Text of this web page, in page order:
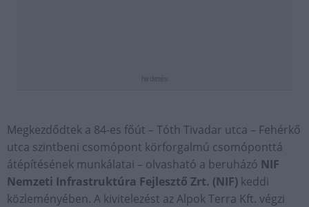
hirdetés
Megkezdődtek a 84-es főút – Tóth Tivadar utca – Fehérkő
utca szintbeni csomópont körforgalmú csomóponttá
átépítésének munkálatai – olvasható a beruházó NIF
Nemzeti Infrastruktúra Fejlesztő Zrt. (NIF) keddi
közleményében. A kivitelezést az Alpok Terra Kft. végzi